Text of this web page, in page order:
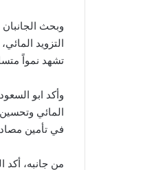
وبحث الجانبان
التزويد
تشهد نمواً
وأكد ابو
المائي
في تأمين
من جانبه،